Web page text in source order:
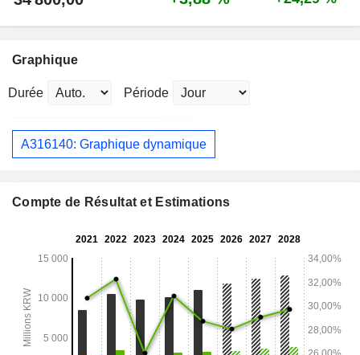
Graphique
Durée Période
A316140: Graphique dynamique
Compte de Résultat et Estimations